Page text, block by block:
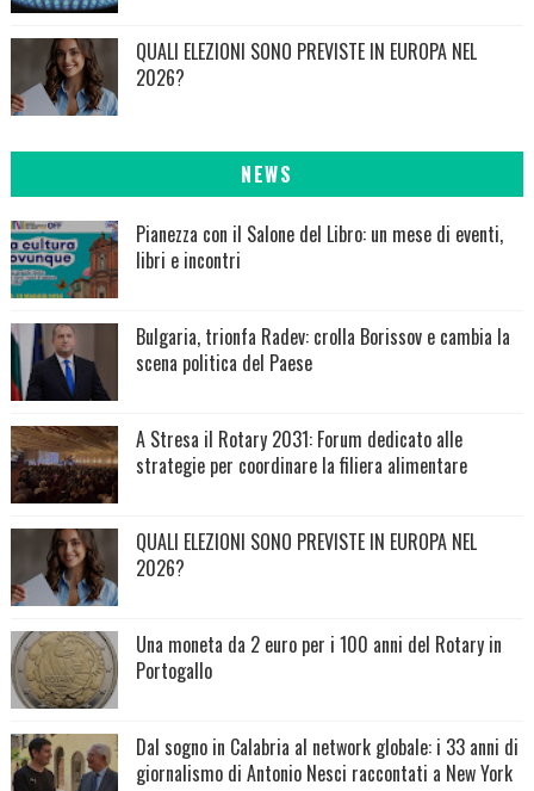
QUALI ELEZIONI SONO PREVISTE IN EUROPA NEL
2026?
NEWS
Pianezza con il Salone del Libro: un mese di eventi,
libri e incontri
Bulgaria, trionfa Radev: crolla Borissov e cambia la
scena politica del Paese
A Stresa il Rotary 2031: Forum dedicato alle
strategie per coordinare la filiera alimentare
QUALI ELEZIONI SONO PREVISTE IN EUROPA NEL
2026?
Una moneta da 2 euro per i 100 anni del Rotary in
Portogallo
Dal sogno in Calabria al network globale: i 33 anni di
giornalismo di Antonio Nesci raccontati a New York